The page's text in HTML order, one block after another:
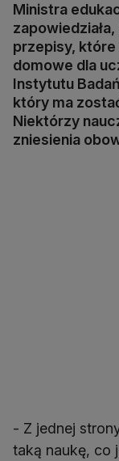
Ministra
przepisy, które
domowe dla
Instytutu
który ma
Niektórzy
zniesienia
- Z jednej
taką naukę, co